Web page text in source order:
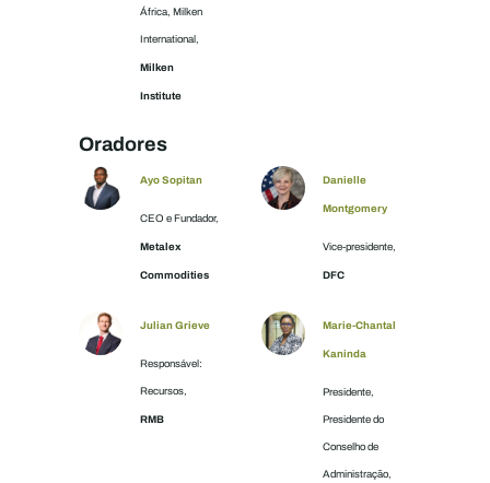
África, Milken
International,
Milken
Institute
Oradores
Ayo Sopitan
CEO e Fundador,
Metalex
Commodities
Danielle
Montgomery
Vice-presidente,
DFC
Julian Grieve
Responsável:
Recursos,
RMB
Marie-Chantal
Kaninda
Presidente,
Presidente do
Conselho de
Administração,